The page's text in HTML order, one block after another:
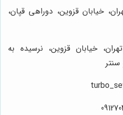
خیابان قزوین، دوراهی قپان،
خیابان قزوین، نرسیده به